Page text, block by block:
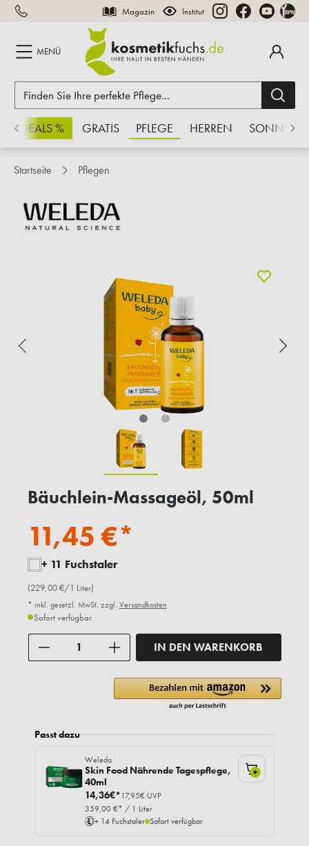
springen Magazin Institut
MENÜ
% GRATIS PFLEGE HERREN SONNE
Startseite Pflegen
Bäuchlein-Massageöl, 50ml
11,45 €*
+ 11 Fuchstaler
(229,00 €/1 Liter)
* inkl. gesetzl. MwSt. zzgl. Versandkosten
Sofort verfügbar
IN DEN WARENKORB
Passt dazu
Weleda
Skin Food Nährende Tagespflege,
40ml
14,36€*17,95€ UVP
359,00 €* / 1 Liter
+ 14 Fuchstaler Sofort verfügbar
+